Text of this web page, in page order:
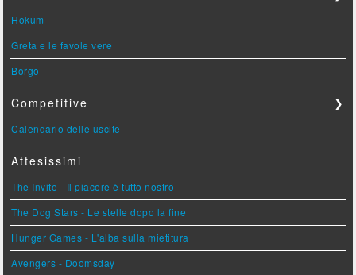
Hokum
Greta e le favole vere
Borgo
Competitive ❯
Calendario delle uscite
Attesissimi
The Invite - Il piacere è tutto nostro
The Dog Stars - Le stelle dopo la fine
Hunger Games - L'alba sulla mietitura
Avengers - Doomsday